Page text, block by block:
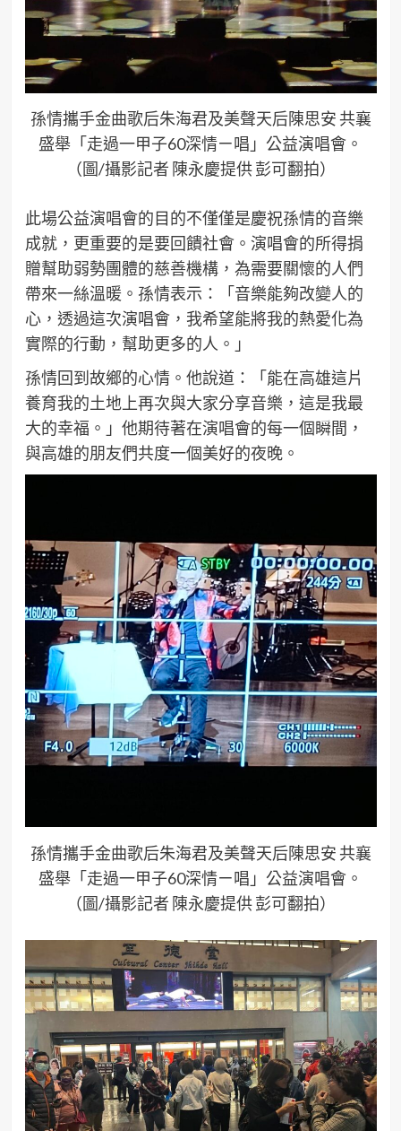
孫情攜手金曲歌后朱海君及美聲天后陳思安 共襄
盛舉「走過一甲子60深情ㄧ唱」公益演唱會。
（圖/攝影記者 陳永慶提供 彭可翻拍）
此場公益演唱會的目的不僅僅是慶祝孫情的音樂
成就，更重要的是要回饋社會。演唱會的所得捐
贈幫助弱勢團體的慈善機構，為需要關懷的人們
帶來一絲溫暖。孫情表示：「音樂能夠改變人的
心，透過這次演唱會，我希望能將我的熱愛化為
實際的行動，幫助更多的人。」
孫情回到故鄉的心情。他說道：「能在高雄這片
養育我的土地上再次與大家分享音樂，這是我最
大的幸福。」他期待著在演唱會的每一個瞬間，
與高雄的朋友們共度一個美好的夜晚。
孫情攜手金曲歌后朱海君及美聲天后陳思安 共襄
盛舉「走過一甲子60深情ㄧ唱」公益演唱會。
（圖/攝影記者 陳永慶提供 彭可翻拍）